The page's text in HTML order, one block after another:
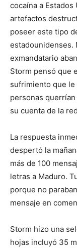
cocaína a
artefactos
poseer este tipo
estadounidenses.
exmandatario
Storm pensó que
sufrimiento que le
personas
su cuenta de la
La respuesta
despertó la
más de 100
letras a Maduro.
porque no
mensaje en
Storm hizo una
hojas incluyó 35